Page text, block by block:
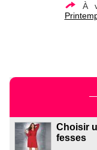
À
Choisir
fesses